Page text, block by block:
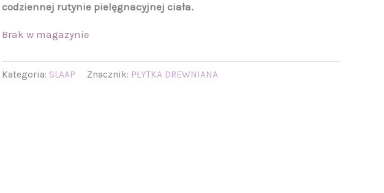
codziennej rutynie pielęgnacyjnej ciała.
Brak w magazynie
Kategoria: SLAAP Znacznik: PŁYTKA DREWNIANA